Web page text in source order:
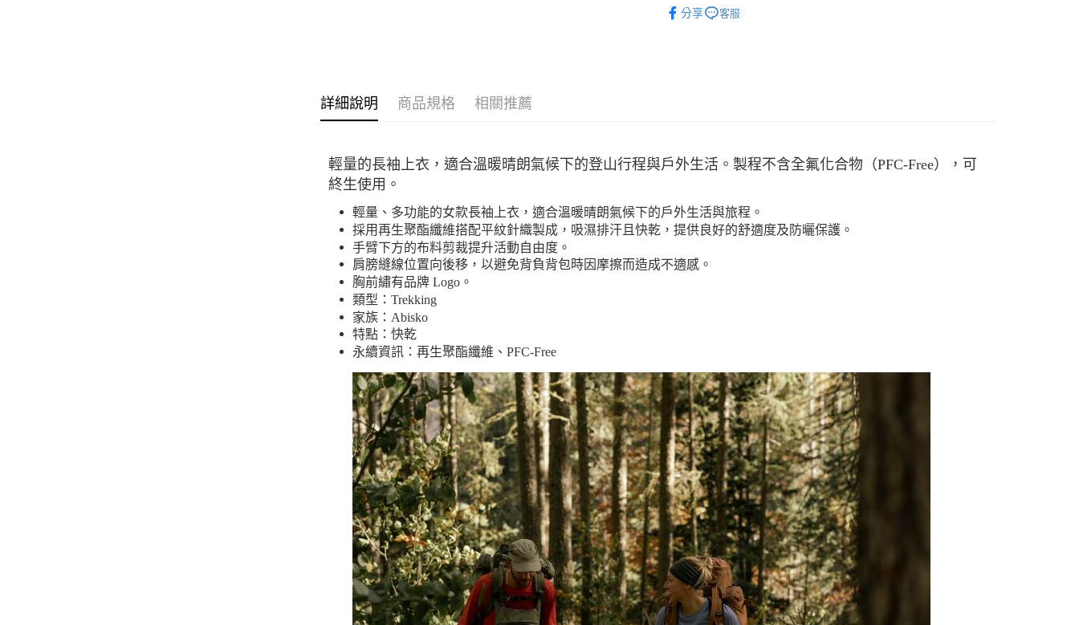
付款後7-11取貨
付款後門市自取
分享
客服
詳細說明 商品規格 相關推薦
輕量的長袖上衣，適合溫暖晴朗氣候下的登山行程與戶外生活。製程不含全氟化合物（PFC-Free），可
終生使用。
輕量、多功能的女款長袖上衣，適合溫暖晴朗氣候下的戶外生活與旅程。
採用再生聚酯纖維搭配平紋針織製成，吸濕排汗且快乾，提供良好的舒適度及防曬保護。
手臂下方的布料剪裁提升活動自由度。
肩膀縫線位置向後移，以避免背負背包時因摩擦而造成不適感。
胸前繡有品牌 Logo。
類型：Trekking
家族：Abisko
特點：快乾
永續資訊：再生聚酯纖維、PFC-Free